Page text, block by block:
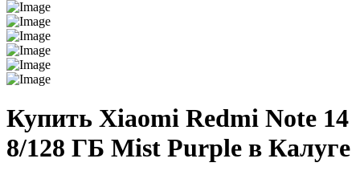
Купить Xiaomi Redmi Note 14
8/128 ГБ Mist Purple в Калуге